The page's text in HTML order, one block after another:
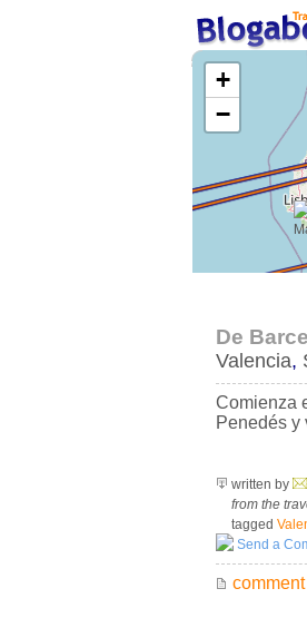
Loading...
+
−
De
Valencia,
Comienza
Penedés y
written by
from the
tagged
Send a